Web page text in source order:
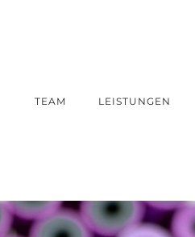
TEAM LEISTUNGEN